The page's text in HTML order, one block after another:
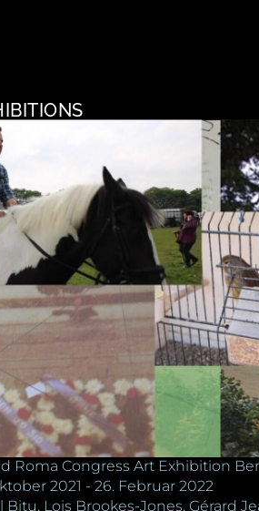
Roma Congress Art Exhibition
2021 - 26. Februar 2022
Bitu, Lois Brookes-Jones, Gérard